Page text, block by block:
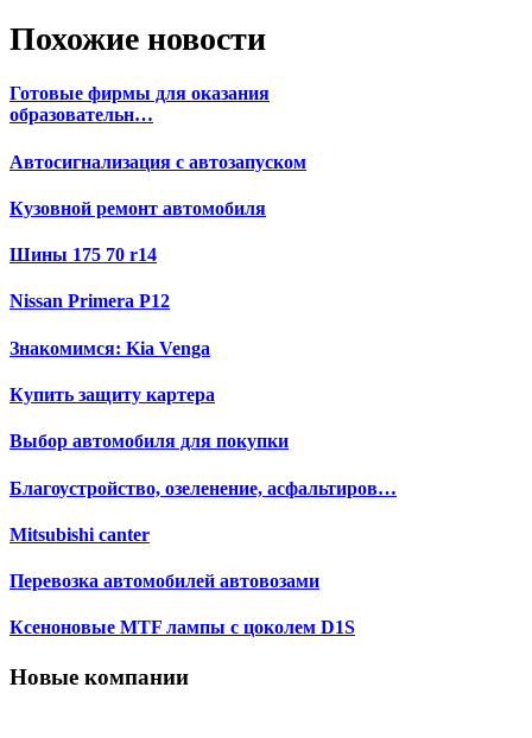
Похожие новости
Готовые фирмы для оказания
образовательн…
Автосигнализация с автозапуском
Кузовной ремонт автомобиля
Шины 175 70 r14
Nissan Primera P12
Знакомимся: Kia Venga
Купить защиту картера
Выбор автомобиля для покупки
Благоустройство, озеленение, асфальтиров…
Mitsubishi canter
Перевозка автомобилей автовозами
Ксеноновые MTF лампы с цоколем D1S
Новые компании